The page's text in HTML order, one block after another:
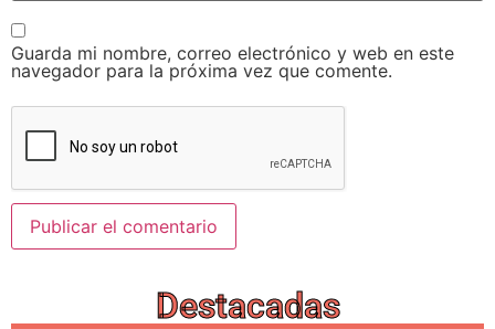
Guarda mi nombre, correo electrónico y web en este
navegador para la próxima vez que comente.
Destacadas